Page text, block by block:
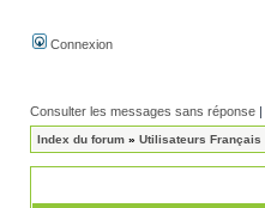
Connexion
Consulter les messages sans réponse |
Index du forum » Utilisateurs Français